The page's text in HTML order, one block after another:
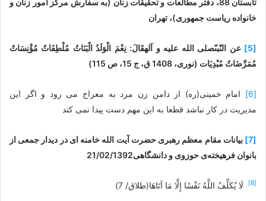
خانواده ریاست جمهوری)، تهران
[5]
عن النّبىّ­صلى الله عليه و آله‏قَالَ: نِعْمَ الْوَلَدُ الْبَنَاتُ مُلْطِفَاتٌ مُؤْنِسَاتٌ
مُمَرِّضَاتٌ‏ مُبْدِيَات‏ (نوری، 1408 ق، ج 15، ص 115)
[6]
امام خمینی(ره) از دامن زن مرد به معراج می رود و اگر این
مدیریت در کار نباشد قطعا به این مهم دست پیدا نمی کند
[7]
بیانات مقام معظم رهبری حضرت آیت الله خامنه ای در دیدار جمعی از
بانوان فرهیخته‌ی حوزوی و دانشگاهی21/02/1392
[8] لَا يُكَلِّفُ اللَّهُ نَفْسًا إِلَّا مَا آتَاهَا(طلاق/ 7)